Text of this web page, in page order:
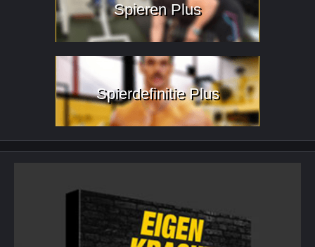
Spieren Plus
Spierdefinitie Plus